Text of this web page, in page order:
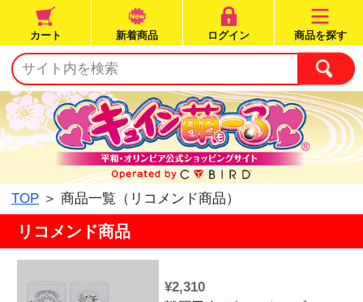
カート 新着商品 ログイン
TOP ＞ 商品一覧（リコメンド商品）